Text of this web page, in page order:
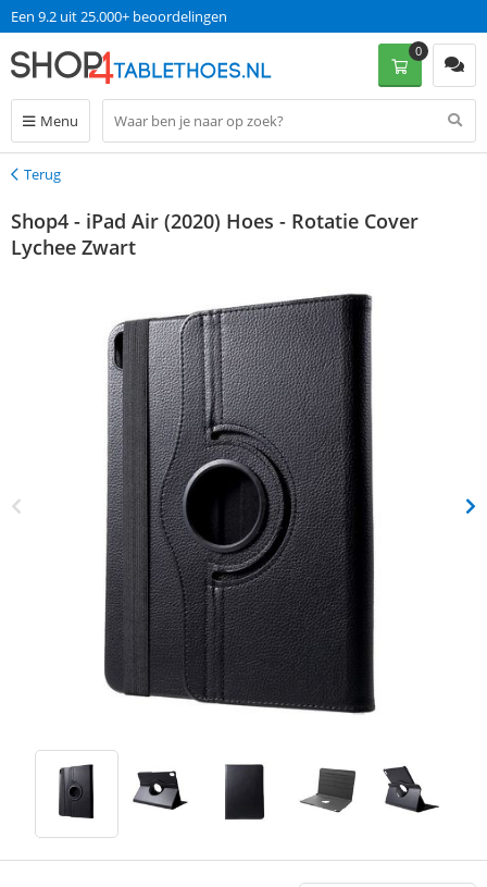
Een 9.2 uit 25.000+ beoordelingen
Menu
0
Terug
Terug
Shop4 - iPad Air (2020) Hoes - Rotatie Cover
Lychee Zwart